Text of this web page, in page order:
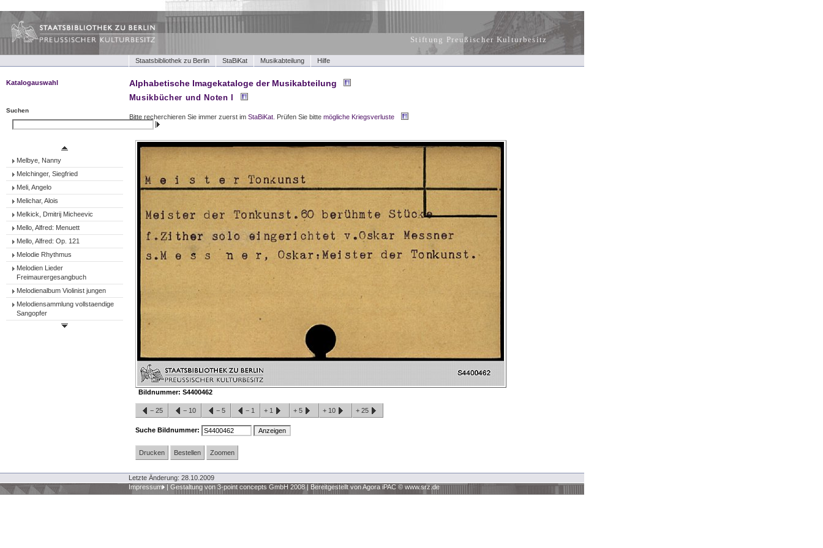
Stiftung Preußischer Kulturbesitz
Staatsbibliothek zu Berlin StaBiKat Musikabteilung Hilfe
Katalogauswahl
Tonträger (Werke)
Tonträger (Interpreten)
Suchen
Melbye, Nanny
Melchinger, Siegfried
Meli, Angelo
Melichar, Alois
Melkick, Dmitrij Micheevic
Mello, Alfred: Menuett
Mello, Alfred: Op. 121
Melodie Rhythmus
Melodien Lieder
Freimaurergesangbuch
Melodienalbum Violinist jungen
Melodiensammlung vollstaendige
Sangopfer
Alphabetische Imagekataloge der Musikabteilung
Musikbücher und Noten I
Bitte recherchieren Sie immer zuerst im StaBiKat. Prüfen Sie bitte mögliche Kriegsverluste
Bildnummer:S4400462
− 25 − 10 − 5 − 1 + 1 + 5 + 10 + 25
Suche Bildnummer:
Drucken Bestellen Zoomen
Letzte Änderung: 28.10.2009
Impressum
Gestaltung von 3-point concepts GmbH 2008 | Bereitgestellt von Agora iPAC © www.srz.de